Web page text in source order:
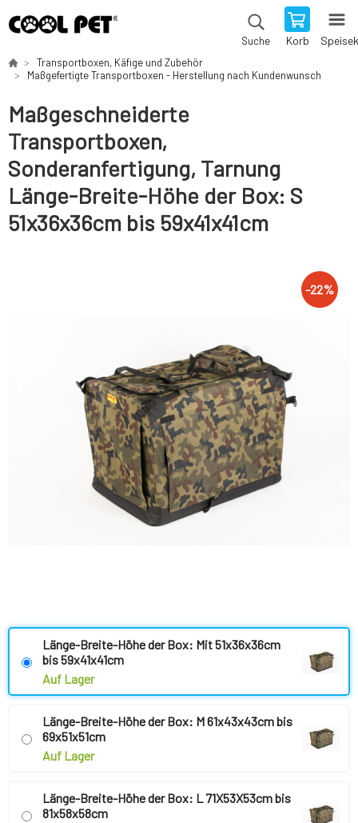
Suche Korb
Transportboxen, Käfige und Zubehör
Maßgefertigte Transportboxen - Herstellung nach Kundenwunsch
Maßgeschneiderte
Transportboxen,
Sonderanfertigung, Tarnung
Länge-Breite-Höhe der Box: S
51x36x36cm bis 59x41x41cm
-22%
Länge-Breite-Höhe der Box: Mit 51x36x36cm
bis 59x41x41cm
Auf Lager
Länge-Breite-Höhe der Box: M 61x43x43cm bis
69x51x51cm
Auf Lager
Länge-Breite-Höhe der Box: L 71X53X53cm bis
81x58x58cm